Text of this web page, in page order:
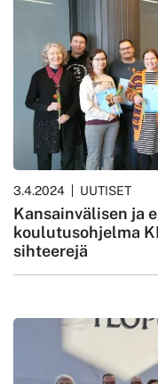
3.4.2024 UUTISET
Kansainvälisen ja
koulutusohjelma
sihteerejä